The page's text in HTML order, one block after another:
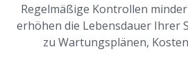
Regelmäßige Kontrollen
erhöhen die Lebensdauer Ihrer
zu Wartungsplänen,